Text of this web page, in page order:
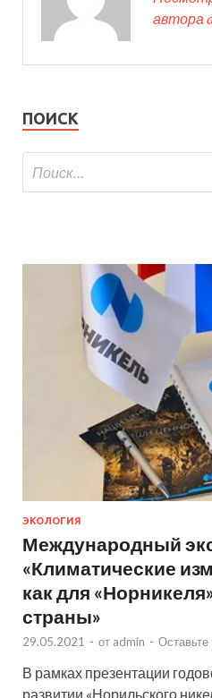
автора
ПОИСК
ЭКОЛОГИЯ
Международный
«Климатические
как для
страны»
29.05.2021 - от admin -
В рамках презентации
развитии «Норильского